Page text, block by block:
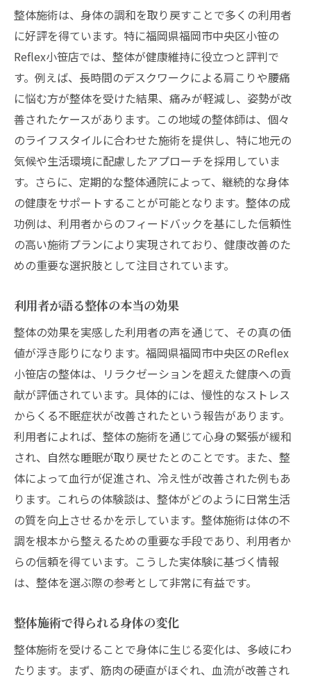
整体施術は、身体の調和を取り戻すことで多くの利用者
に好評を得ています。特に福岡県福岡市中央区小笹の
Reflex小笹店では、整体が健康維持に役立つと評判で
す。例えば、長時間のデスクワークによる肩こりや腰痛
に悩む方が整体を受けた結果、痛みが軽減し、姿勢が改
善されたケースがあります。この地域の整体師は、個々
のライフスタイルに合わせた施術を提供し、特に地元の
気候や生活環境に配慮したアプローチを採用していま
す。さらに、定期的な整体通院によって、継続的な身体
の健康をサポートすることが可能となります。整体の成
功例は、利用者からのフィードバックを基にした信頼性
の高い施術プランにより実現されており、健康改善のた
めの重要な選択肢として注目されています。
利用者が語る整体の本当の効果
整体の効果を実感した利用者の声を通じて、その真の価
値が浮き彫りになります。福岡県福岡市中央区のReflex
小笹店の整体は、リラクゼーションを超えた健康への貢
献が評価されています。具体的には、慢性的なストレス
からくる不眠症状が改善されたという報告があります。
利用者によれば、整体の施術を通じて心身の緊張が緩和
され、自然な睡眠が取り戻せたとのことです。また、整
体によって血行が促進され、冷え性が改善された例もあ
ります。これらの体験談は、整体がどのように日常生活
の質を向上させるかを示しています。整体施術は体の不
調を根本から整えるための重要な手段であり、利用者か
らの信頼を得ています。こうした実体験に基づく情報
は、整体を選ぶ際の参考として非常に有益です。
整体施術で得られる身体の変化
整体施術を受けることで身体に生じる変化は、多岐にわ
たります。まず、筋肉の硬直がほぐれ、血流が改善され